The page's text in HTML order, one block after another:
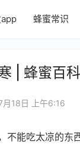
蜂蜜常识
| 蜂蜜百
月18日 上午6:16
不能吃太凉的